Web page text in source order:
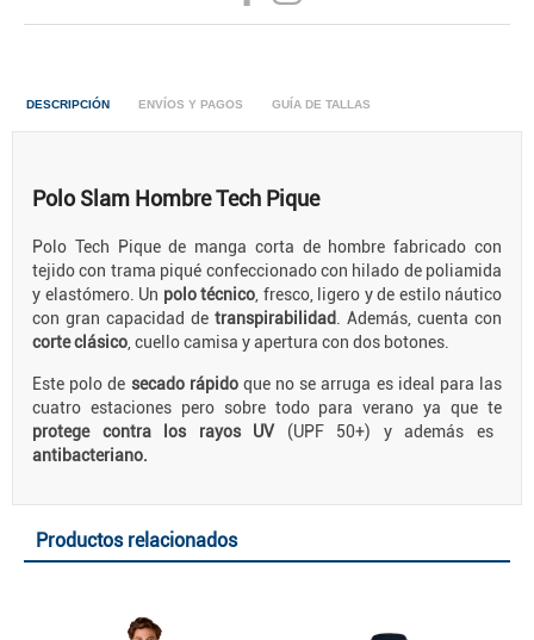
DESCRIPCIÓN ENVÍOS Y PAGOS GUÍA DE TALLAS
Polo Slam Hombre Tech Pique
Polo Tech Pique de manga corta de hombre fabricado con
tejido con trama piqué confeccionado con hilado de poliamida
y elastómero. Un polo técnico , fresco, ligero y de estilo náutico
con gran capacidad de transpirabilidad
. Además, cuenta con
corte clásico , cuello camisa y apertura con dos botones.
Este polo de secado rápidoque no se arruga es ideal para las
cuatro estaciones pero sobre todo para verano ya que te
protege contra los rayos UV (UPF 50+) y además es
antibacteriano.
Productos relacionados